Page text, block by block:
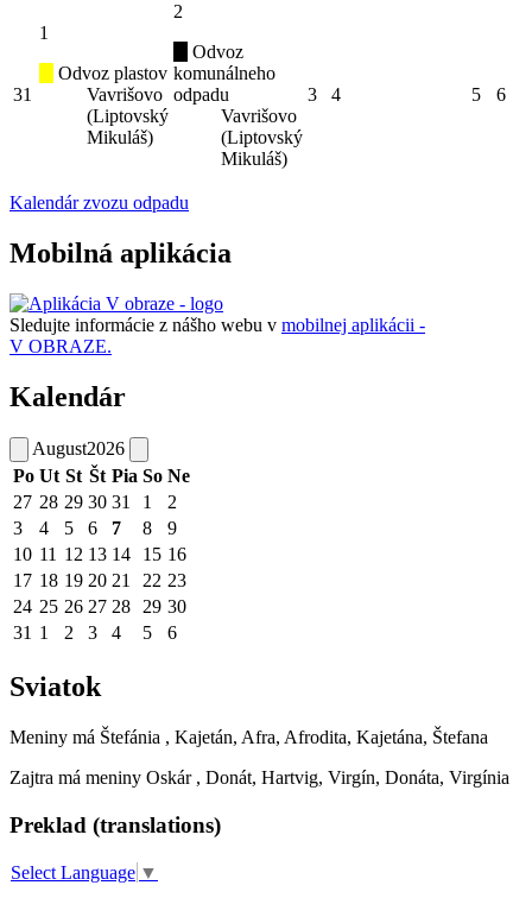
31
1
Odvoz plastov
Vavrišovo
(Liptovský
Mikuláš)
2
Odvoz
komunálneho
odpadu
Vavrišovo
(Liptovský
Mikuláš)
3 4 5 6
Kalendár zvozu odpadu
Mobilná aplikácia
Sledujte informácie z nášho webu v mobilnej aplikácii -
V OBRAZE.
Kalendár
August2026
Po Ut St Št Pia So Ne
27 28 29 30 31 1
2
3
4 5 6 7 8
9
10 11 12 13 14 15 16
17 18 19 20 21 22 23
24 25 26 27 28 29 30
31 1 2 3 4 5 6
Sviatok
Meniny má Štefánia , Kajetán, Afra, Afrodita, Kajetána, Štefana
Zajtra má meniny Oskár , Donát, Hartvig, Virgín, Donáta, Virgínia
Preklad (translations)
Select Language ▼